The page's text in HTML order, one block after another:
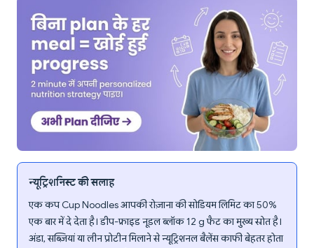
न्यूट्रिशनिस्ट की सलाह
एक कप Cup Noodles आपकी रोज़ाना की सोडियम लिमिट का 50%
एक बार में दे देता है। डीप-फ्राइड नूडल ब्लॉक 12 g फैट का मुख्य स्रोत है।
अंडा, सब्ज़ियां या लीन प्रोटीन मिलाने से न्यूट्रिशनल बैलेंस काफी बेहतर होता